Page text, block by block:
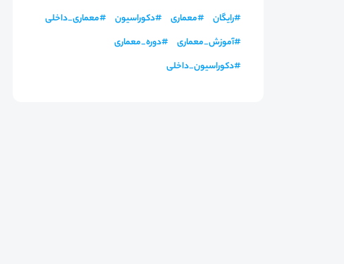
#رایگان #معماری #دکوراسیون #معماری_داخلی
#آموزش_معماری #دوره_معماری
#دکوراسیون_داخلی